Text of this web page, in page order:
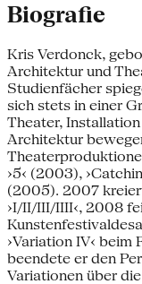
Biografie
Kris Verdonck,
Architektur und
Studienfächer
sich stets in einer
Theater,
Architektur
›5‹ (2003),
(2005). 2007
›I/II/III/IIII‹, 2008
›Variation IV‹ beim
beendete er den
Variationen über